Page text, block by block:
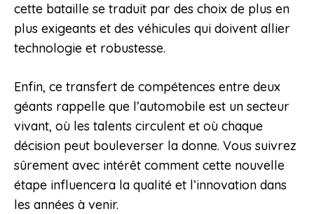
cette bataille se traduit par des choix de plus en
plus exigeants et des véhicules qui doivent allier
technologie et robustesse.
Enfin, ce transfert de compétences entre deux
géants rappelle que l’automobile est un secteur
vivant, où les talents circulent et où chaque
décision peut bouleverser la donne. Vous suivrez
sûrement avec intérêt comment cette nouvelle
étape influencera la qualité et l’innovation dans
les années à venir.